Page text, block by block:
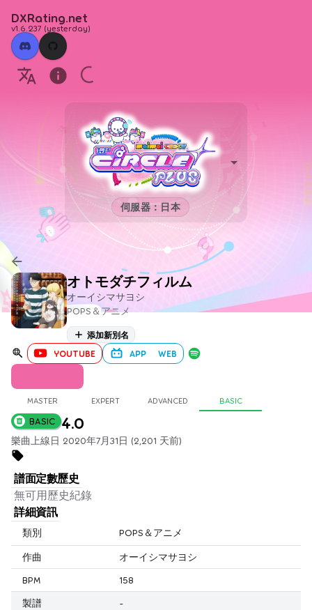
DXRating.net
v1.6.237 (yesterday)
伺服器：日本
オトモダチフィルム
オーイシマサヨシ
POPS＆アニメ
添加新別名
YOUTUBE APP WEB
MASTER EXPERT ADVANCED BASIC
BASIC 4.0
樂曲上線日 2020年7月31日 (2,201 天前)
譜面定數歷史
無可用歷史紀錄
詳細資訊
類別 POPS＆アニメ
作曲
オーイシマサヨシ
BPM
158
製譜
-